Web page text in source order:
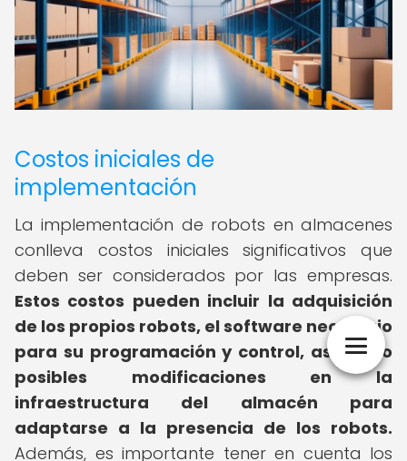
Costos iniciales de
implementación
La implementación de robots en almacenes
conlleva costos iniciales significativos que
deben ser considerados por las empresas.
Estos costos pueden incluir la adquisición
de los propios robots, el software necesario
para su programación y control, así como
posibles modificaciones en la
infraestructura del almacén para
adaptarse a la presencia de los robots.
Además, es importante tener en cuenta los